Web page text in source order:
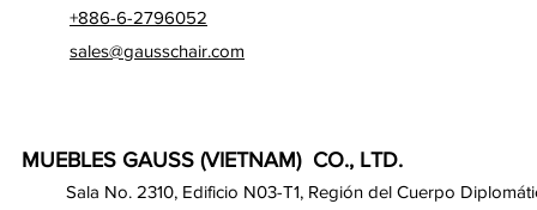
+886-6-2796052
sales@gausschair.com
MUEBLES GAUSS (VIETNAM) CO., LTD.
Sala No. 2310, Edificio N03-T1, Región del Cuerpo